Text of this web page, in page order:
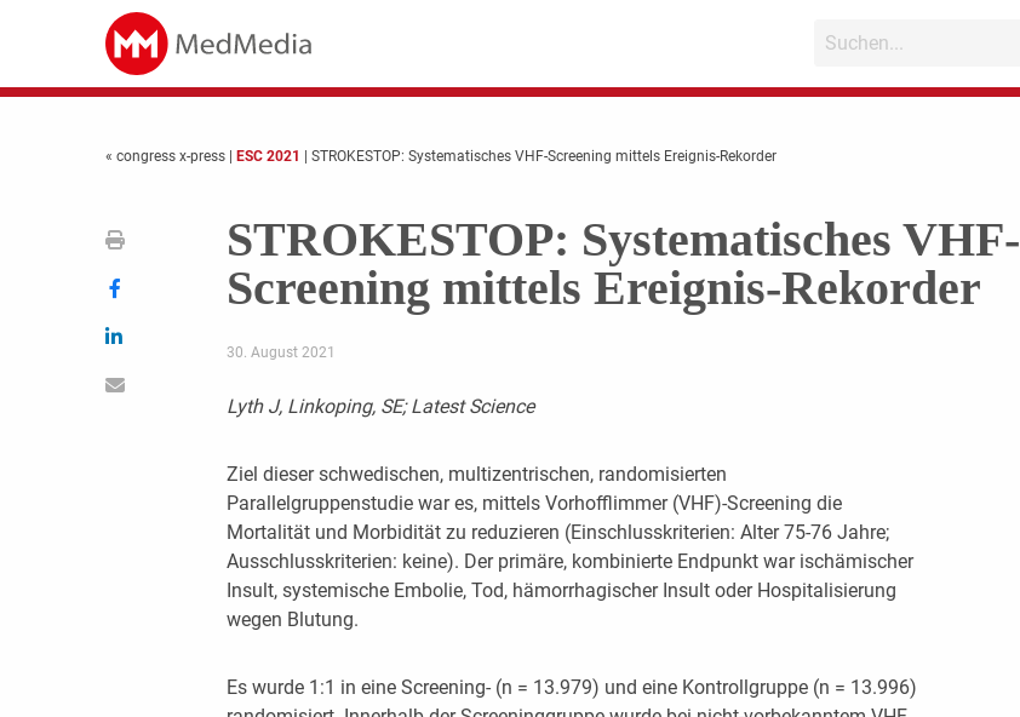
« congress x-press ESC 2021 | STROKESTOP: Systematisches VHF-Screening mittels Ereignis-Rekorder
STROKESTOP: Systematisches VHF-
Screening mittels Ereignis-Rekorder
30. August 2021
Lyth J, Linkoping, SE; Latest Science
Ziel dieser schwedischen, multizentrischen, randomisierten
Parallelgruppenstudie war es, mittels Vorhofflimmer (VHF)-Screening die
Mortalität und Morbidität zu reduzieren (Einschlusskriterien: Alter 75-76 Jahre;
Ausschlusskriterien: keine). Der primäre, kombinierte Endpunkt war ischämischer
Insult, systemische Embolie, Tod, hämorrhagischer Insult oder Hospitalisierung
wegen Blutung.
Es wurde 1:1 in eine Screening- (n = 13.979) und eine Kontrollgruppe (n = 13.996)